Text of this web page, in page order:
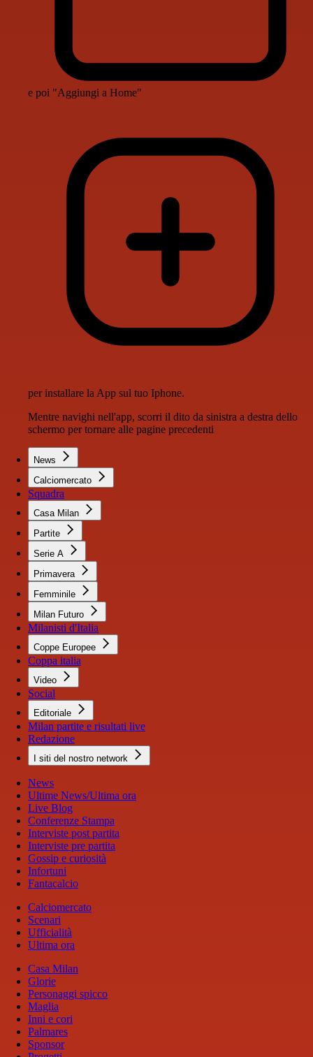
e poi "Aggiungi a Home"
per installare la App sul tuo Iphone.
Mentre navighi nell'app, scorri il dito da sinistra a destra dello
schermo per tornare alle pagine precedenti
News
Calciomercato
Squadra
Casa Milan
Partite
Serie A
Primavera
Femminile
Milan Futuro
Milanisti d'Italia
Coppe Europee
Coppa italia
Video
Social
Editoriale
Milan partite e risultati live
Redazione
I siti del nostro network
News
Ultime News/Ultima ora
Live Blog
Conferenze Stampa
Interviste post partita
Interviste pre partita
Gossip e curiosità
Infortuni
Fantacalcio
Calciomercato
Scenari
Ufficialità
Ultima ora
Casa Milan
Glorie
Personaggi spicco
Maglia
Inni e cori
Palmares
Sponsor